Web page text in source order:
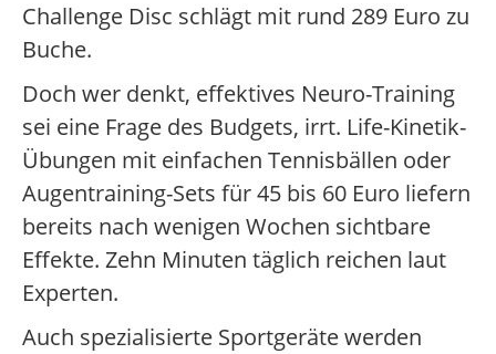
Challenge Disc schlägt mit rund 289 Euro zu
Buche.
Doch wer denkt, effektives Neuro-Training
sei eine Frage des Budgets, irrt. Life-Kinetik-
Übungen mit einfachen Tennisbällen oder
Augentraining-Sets für 45 bis 60 Euro liefern
bereits nach wenigen Wochen sichtbare
Effekte. Zehn Minuten täglich reichen laut
Experten.
Auch spezialisierte Sportgeräte werden